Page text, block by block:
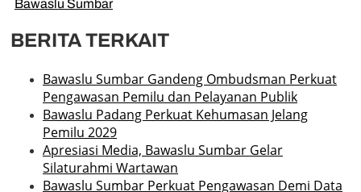
Bawaslu Sumbar
BERITA TERKAIT
Bawaslu Sumbar Gandeng Ombudsman Perkuat
Pengawasan Pemilu dan Pelayanan Publik
Bawaslu Padang Perkuat Kehumasan Jelang
Pemilu 2029
Apresiasi Media, Bawaslu Sumbar Gelar
Silaturahmi Wartawan
Bawaslu Sumbar Perkuat Pengawasan Demi Data